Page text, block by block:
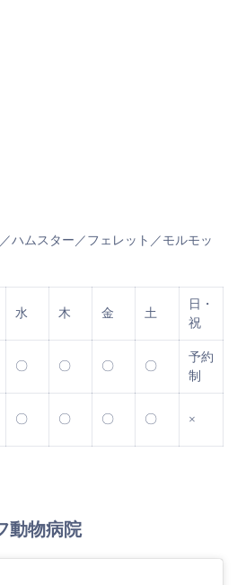
ハムスター／フェレット／モルモッ
水 木 金 土
日・
祝
〇 〇 〇 〇
予約
制
〇 〇 〇 〇 ×
動物病院